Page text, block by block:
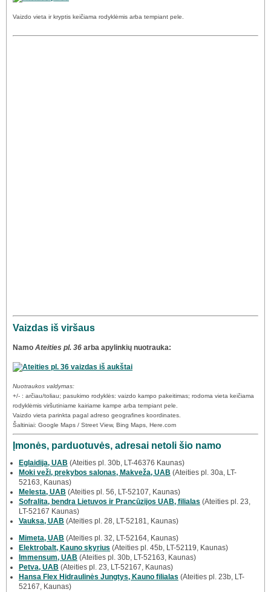
Vaizdo vieta ir kryptis keičiama rodyklėmis arba tempiant pele.
Vaizdas iš viršaus
Namo Ateities pl. 36 arba apylinkių nuotrauka:
Nuotraukos valdymas:
+/- : arčiau/toliau; pasukimo rodyklės: vaizdo kampo pakeitimas; rodoma vieta keičiama
rodyklėmis viršutiniame kairiame kampe arba tempiant pele.
Vaizdo vieta parinkta pagal adreso geografines koordinates.
Šaltiniai: Google Maps / Street View, Bing Maps, Here.com
Įmonės, parduotuvės, adresai netoli šio namo
Eglaidija, UAB (Ateities pl. 30b, LT-46376 Kaunas)
Moki veži, prekybos salonas, Makveža, UAB (Ateities pl. 30a, LT-
52163, Kaunas)
Melesta, UAB (Ateities pl. 56, LT-52107, Kaunas)
Sofralita, bendra Lietuvos ir Prancūzijos UAB, filialas (Ateities pl. 23,
LT-52167 Kaunas)
Vauksa, UAB (Ateities pl. 28, LT-52181, Kaunas)
Mimeta, UAB (Ateities pl. 32, LT-52164, Kaunas)
Elektrobalt, Kauno skyrius (Ateities pl. 45b, LT-52119, Kaunas)
Immensum, UAB (Ateities pl. 30b, LT-52163, Kaunas)
Petva, UAB (Ateities pl. 23, LT-52167, Kaunas)
Hansa Flex Hidraulinės Jungtys, Kauno filialas (Ateities pl. 23b, LT-
52167, Kaunas)